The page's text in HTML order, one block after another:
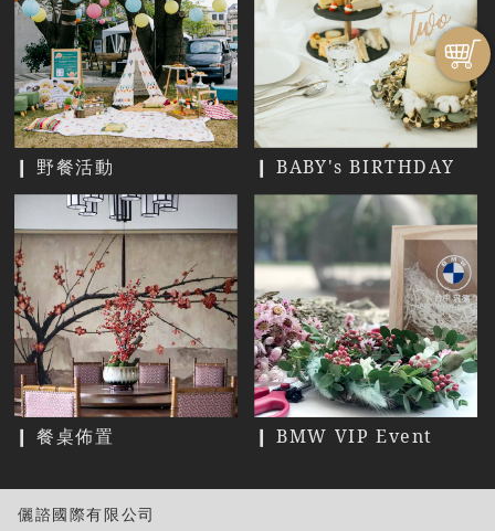
❙ 野餐活動 ❙ BABY's BIRTHDAY
❙ 餐桌佈置 ❙ BMW VIP Event
儷諮國際有限公司